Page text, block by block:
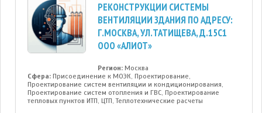
РЕКОНСТРУКЦИИ СИСТЕМЫ
ВЕНТИЛЯЦИИ ЗДАНИЯ ПО АДРЕСУ:
Г.МОСКВА, УЛ.ТАТИЩЕВА, Д.15С1
ООО «АЛИОТ»
Регион: Москва
Сфера: Присоединение к МОЭК, Проектирование,
Проектирование систем вентиляции и кондиционирования,
Проектирование систем отопления и ГВС, Проектирование
тепловых пунктов ИТП, ЦТП, Теплотехнические расчеты